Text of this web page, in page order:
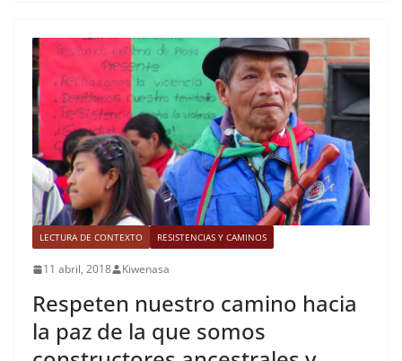
LECTURA DE CONTEXTO RESISTENCIAS Y CAMINOS
11 abril, 2018 Kiwenasa
Respeten nuestro camino hacia
la paz de la que somos